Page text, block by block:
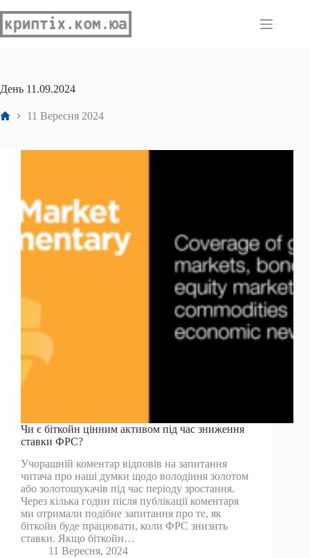
до
вмісту
День 11.09.2024
Головна11 Вересня 2024
Чи є біткойн цінним активом під час зниження
ставки ФРС?
Учорашній коментар відповів на запитання
читача про наші думки щодо володіння золотом
або золотошукачів під час періоду зростання.
Через кілька годин після публікації коментаря
ми отримали подібне запитання про те, як
біткойн буде працювати, коли ФРС знизить
ставки. Якщо біткойн…
11 Вересня, 2024